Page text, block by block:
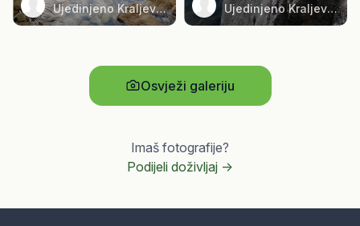
Ujedinjeno Kraljevstvo
Ujedinjeno Kraljevstvo
Osvježi galeriju
Imaš fotografije?
Podijeli doživljaj ->